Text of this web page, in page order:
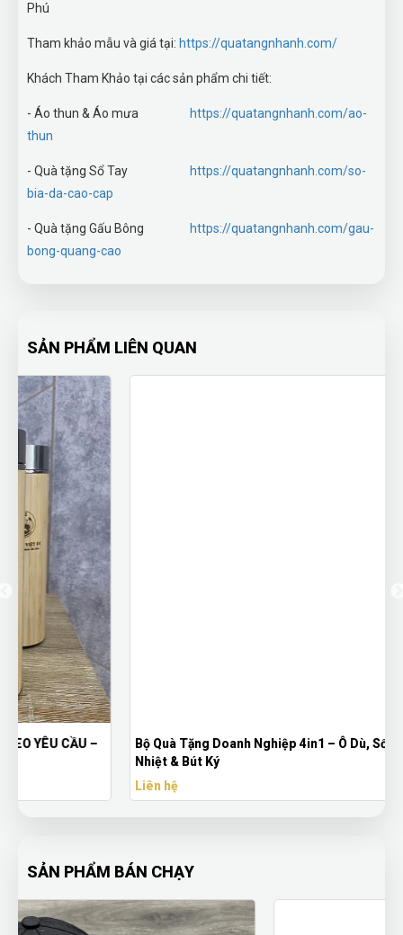
Phú
Tham khảo mẫu và giá tại: https://quatangnhanh.com/
Khách Tham Khảo tại các sản phẩm chi tiết:
- Áo thun & Áo mưa
https://quatangnhanh.com/ao-
thun
- Quà tặng Sổ Tay
https://quatangnhanh.com/so-
bia-da-cao-cap
- Quà tặng Gấu Bông
https://quatangnhanh.com/gau-
bong-quang-cao
SẢN PHẨM LIÊN QUAN
Bộ Quà Tặng Doanh Nghiệp 4in1 – Ô Dù, Sổ Da, Bình Giữ
SẢN PHẨM BÁN CHẠY